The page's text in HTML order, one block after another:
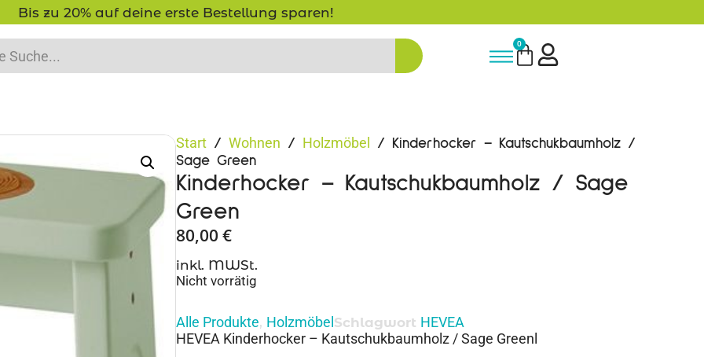
-15% Neukunden-Rabatt - NEUKUNDE15
0
Start / Wohnen / Holzmöbel
/ Kinderhocker – Kautschukbaumholz /
Sage Green
Kinderhocker – Kautschukbaumholz / Sage
Green
80,00 €
inkl. MWSt.
Nicht vorrätig
Alle Produkte, HolzmöbelSchlagwort HEVEA
HEVEA Kinderhocker – Kautschukbaumholz / Sage Greenl